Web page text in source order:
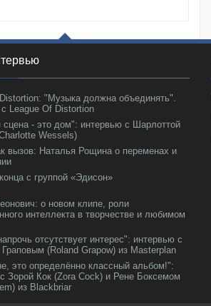
"Музыка должна объединять".
League Of Distortion
- это дом": интервью с Шарлоттой
Wessels)
вызов: Наталья Рощина о переменах и
с группой «Эдисон»
о новом клипе, роли
интеллекта в творчестве и любимом
отсутствует интерес": интервью с
(Roland Grapow) из Masterplan
это определённо классный альбом!":
Зорой Кок (Zora Cock) и Рене Боксемом
из Blackbriar